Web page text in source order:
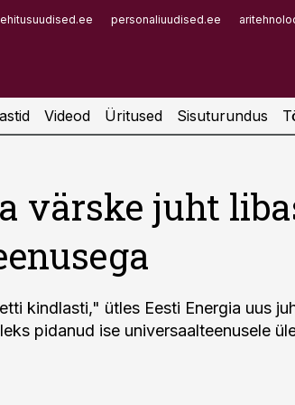
ehitusuudised.ee personaliuudised.ee
Videod Üritused Sisuturundus
värske juht
kindlasti," ütles Eesti Energia uus
pidanud ise universaalteenusele